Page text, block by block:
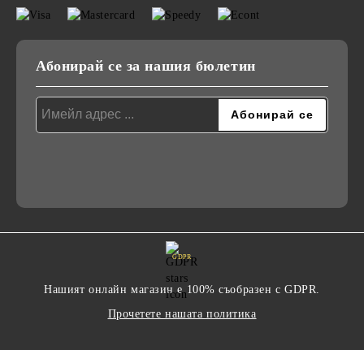
Абонирай се за нашия бюлетин
GDPR
Нашият онлайн магазин е 100% съобразен с GDPR.
Прочетете нашата политика